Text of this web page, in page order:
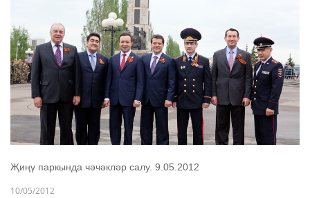
Җиңү паркында чәчәкләр салу. 9.05.2012
10/05/2012